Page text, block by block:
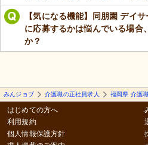
【気になる機能】同朋園 デイ
に応募するかは悩んでいる場合
か？
みんジョブ 介護職の正社員求人 福岡県 介護
はじめての方へ
利用規約
個人情報保護方針